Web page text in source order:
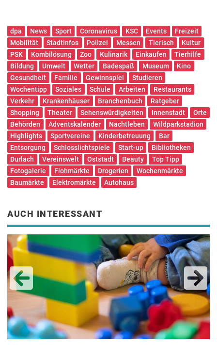
dpa News Sport Coronavirus KSC Events
Freizeit
Mobilität
Stadtinfos Polizei Messen Tierisch
Kultur
PSK
Kombilösung Zoo Kulinarik Einkaufen
Tierhilfe
Bildung
Umwelt Wetter Badespaß Museum
Kino
Gesundheit
Familie Gewinnspiel
Studieren
Wochentipp
Soziales Schule Arbeiten
Restaurants
Verkehr
Krankenhäuser Branchenbuch
Ratgeber
Shopping
Theater Sehenswürdigkeiten Innenstadt
Orte
Behörden
Adventskalender Nachtleben
Wildparkstadion
Highlights
Sportvereine Kinderbetreuung
Bar
Entsorgung
Schlosslichtspiele Start-up
Bibliotheken
Durlach
Vereinswelt Oststadt Beauty
Top Tipp
Fotogalerie
Flohmärkte Drogerien
Wochenmärkte
Baumärkte
Elektromärkte Autohaus
AUCH INTERESSANT